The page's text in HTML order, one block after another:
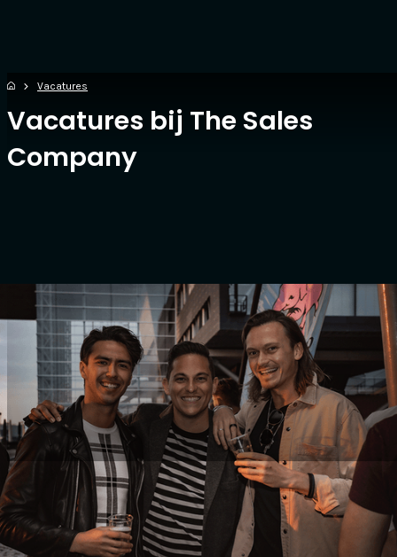
Vacatures
Vacatures bij The Sales
Company
Zoek specifiek
Zoek in alle vacatures
Selecteer Locatie
Alkmaar Almere Amersfoort Amsterdam Apeldoorn
Arnhem Assen Breda Delft Den Bosch